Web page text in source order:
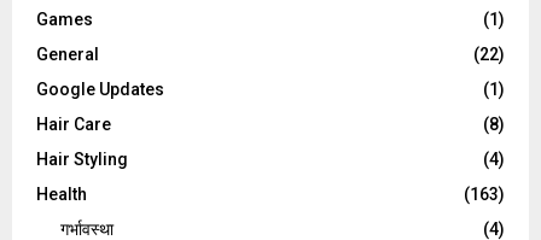
Games
(1)
General
(22)
Google Updates
(1)
Hair Care
(8)
Hair Styling
(4)
Health
(163)
गर्भावस्था
(4)